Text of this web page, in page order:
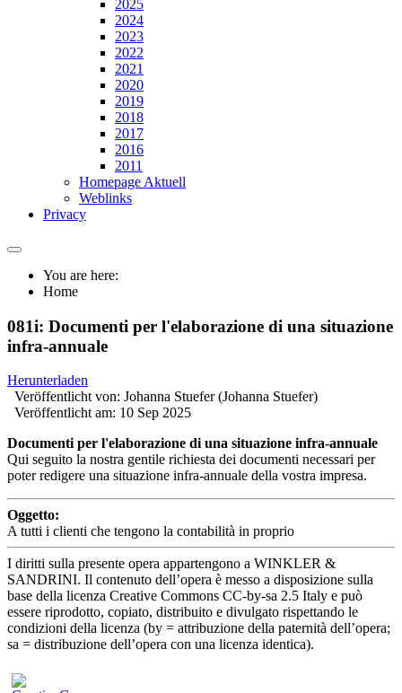
2025
2024
2023
2022
2021
2020
2019
2018
2017
2016
2011
Homepage Aktuell
Weblinks
Privacy
You are here:
Home
081i: Documenti per l'elaborazione di una situazione
infra-annuale
Herunterladen
Veröffentlicht von: Johanna Stuefer (Johanna Stuefer)
Veröffentlicht am: 10 Sep 2025
Documenti per l'elaborazione di una situazione infra-annuale
Qui seguito la nostra gentile richiesta dei documenti necessari per
poter redigere una situazione infra-annuale della vostra impresa.
Oggetto:
A tutti i clienti che tengono la contabilità in proprio
I diritti sulla presente opera appartengono a WINKLER &
SANDRINI. Il contenuto dell’opera è messo a disposizione sulla
base della licenza Creative Commons CC-by-sa 2.5 Italy e può
essere riprodotto, copiato, distribuito e divulgato rispettando le
condizioni della licenza (by = attribuzione della paternità dell’opera;
sa = distribuzione dell’opera con una licenza identica).